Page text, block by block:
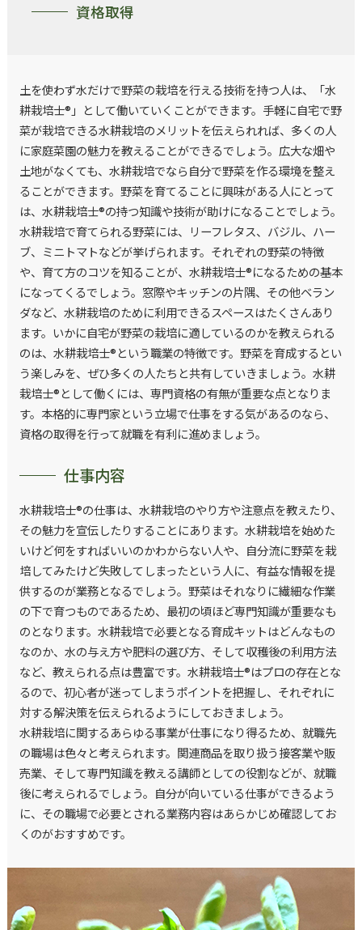
資格取得
土を使わず水だけで野菜の栽培を行える技術を持つ人は、「水
耕栽培士®」として働いていくことができます。手軽に自宅で野
菜が栽培できる水耕栽培のメリットを伝えられれば、多くの人
に家庭菜園の魅力を教えることができるでしょう。広大な畑や
土地がなくても、水耕栽培でなら自分で野菜を作る環境を整え
ることができます。野菜を育てることに興味がある人にとって
は、水耕栽培士®の持つ知識や技術が助けになることでしょう。
水耕栽培で育てられる野菜には、リーフレタス、バジル、ハー
ブ、ミニトマトなどが挙げられます。それぞれの野菜の特徴
や、育て方のコツを知ることが、水耕栽培士®になるための基本
になってくるでしょう。窓際やキッチンの片隅、その他ベラン
ダなど、水耕栽培のために利用できるスペースはたくさんあり
ます。いかに自宅が野菜の栽培に適しているのかを教えられる
のは、水耕栽培士®という職業の特徴です。野菜を育成するとい
う楽しみを、ぜひ多くの人たちと共有していきましょう。水耕
栽培士®として働くには、専門資格の有無が重要な点となりま
す。本格的に専門家という立場で仕事をする気があるのなら、
資格の取得を行って就職を有利に進めましょう。
仕事内容
水耕栽培士®の仕事は、水耕栽培のやり方や注意点を教えたり、
その魅力を宣伝したりすることにあります。水耕栽培を始めた
いけど何をすればいいのかわからない人や、自分流に野菜を栽
培してみたけど失敗してしまったという人に、有益な情報を提
供するのが業務となるでしょう。野菜はそれなりに繊細な作業
の下で育つものであるため、最初の頃ほど専門知識が重要なも
のとなります。水耕栽培で必要となる育成キットはどんなもの
なのか、水の与え方や肥料の選び方、そして収穫後の利用方法
など、教えられる点は豊富です。水耕栽培士®はプロの存在とな
るので、初心者が迷ってしまうポイントを把握し、それぞれに
対する解決策を伝えられるようにしておきましょう。
水耕栽培に関するあらゆる事業が仕事になり得るため、就職先
の職場は色々と考えられます。関連商品を取り扱う接客業や販
売業、そして専門知識を教える講師としての役割などが、就職
後に考えられるでしょう。自分が向いている仕事ができるよう
に、その職場で必要とされる業務内容はあらかじめ確認してお
くのがおすすめです。